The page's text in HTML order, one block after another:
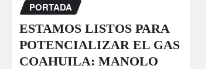
PORTADA
ESTAMOS LISTOS PARA
POTENCIALIZAR EL GAS
COAHUILA: MANOLO